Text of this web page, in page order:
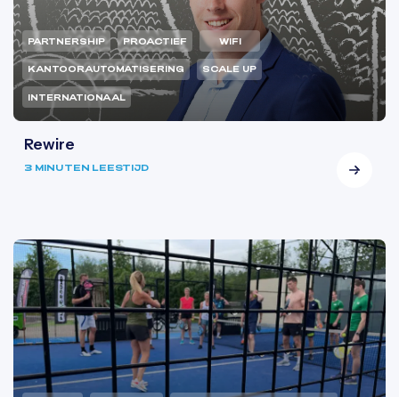
PARTNERSHIP PROACTIEF WIFI
KANTOORAUTOMATISERING SCALE UP
INTERNATIONAAL
Rewire
3 MINUTEN LEESTIJD